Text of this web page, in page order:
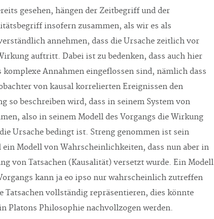
gesehen, hängen der Zeitbegriff und der
insofern zusammen, als wir es als
annehmen, dass die Ursache zeitlich vor
auftritt. Dabei ist zu bedenken, dass auch hier
komplexe Annahmen eingeflossen sind, nämlich dass
von kausal korrelierten Ereignissen den
so beschreiben wird, dass in seinem System von
also in seinem Modell des Vorgangs die Wirkung
Ursache bedingt ist. Streng genommen ist sein
ein Modell von Wahrscheinlichkeiten, dass nun aber in
von Tatsachen (Kausalität) versetzt wurde. Ein Modell
kann ja eo ipso nur wahrscheinlich zutreffen
Tatsachen vollständig repräsentieren, dies könnte
Platons Philosophie nachvollzogen werden.